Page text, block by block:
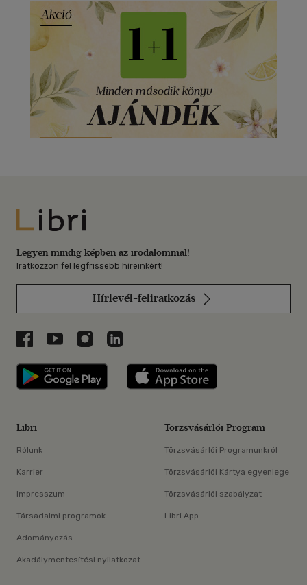
Libri
Legyen mindig képben az irodalommal!
Iratkozzon fel legfrissebb híreinkért!
Hírlevél-feliratkozás
Libri a Facebookon
Libri a Youtube-on
Libri az Instagramon
Libri a LinkedInen
Libri applikáció Szerezd meg: Google
Libri
Rólunk
Karrier
Impresszum
Társadalmi programok
Adományozás
Akadálymentesítési nyilatkozat
Törzsvásárlói Program
Törzsvásárlói Programunkról
Törzsvásárlói Kártya egyenlege
Törzsvásárlói szabályzat
Libri App